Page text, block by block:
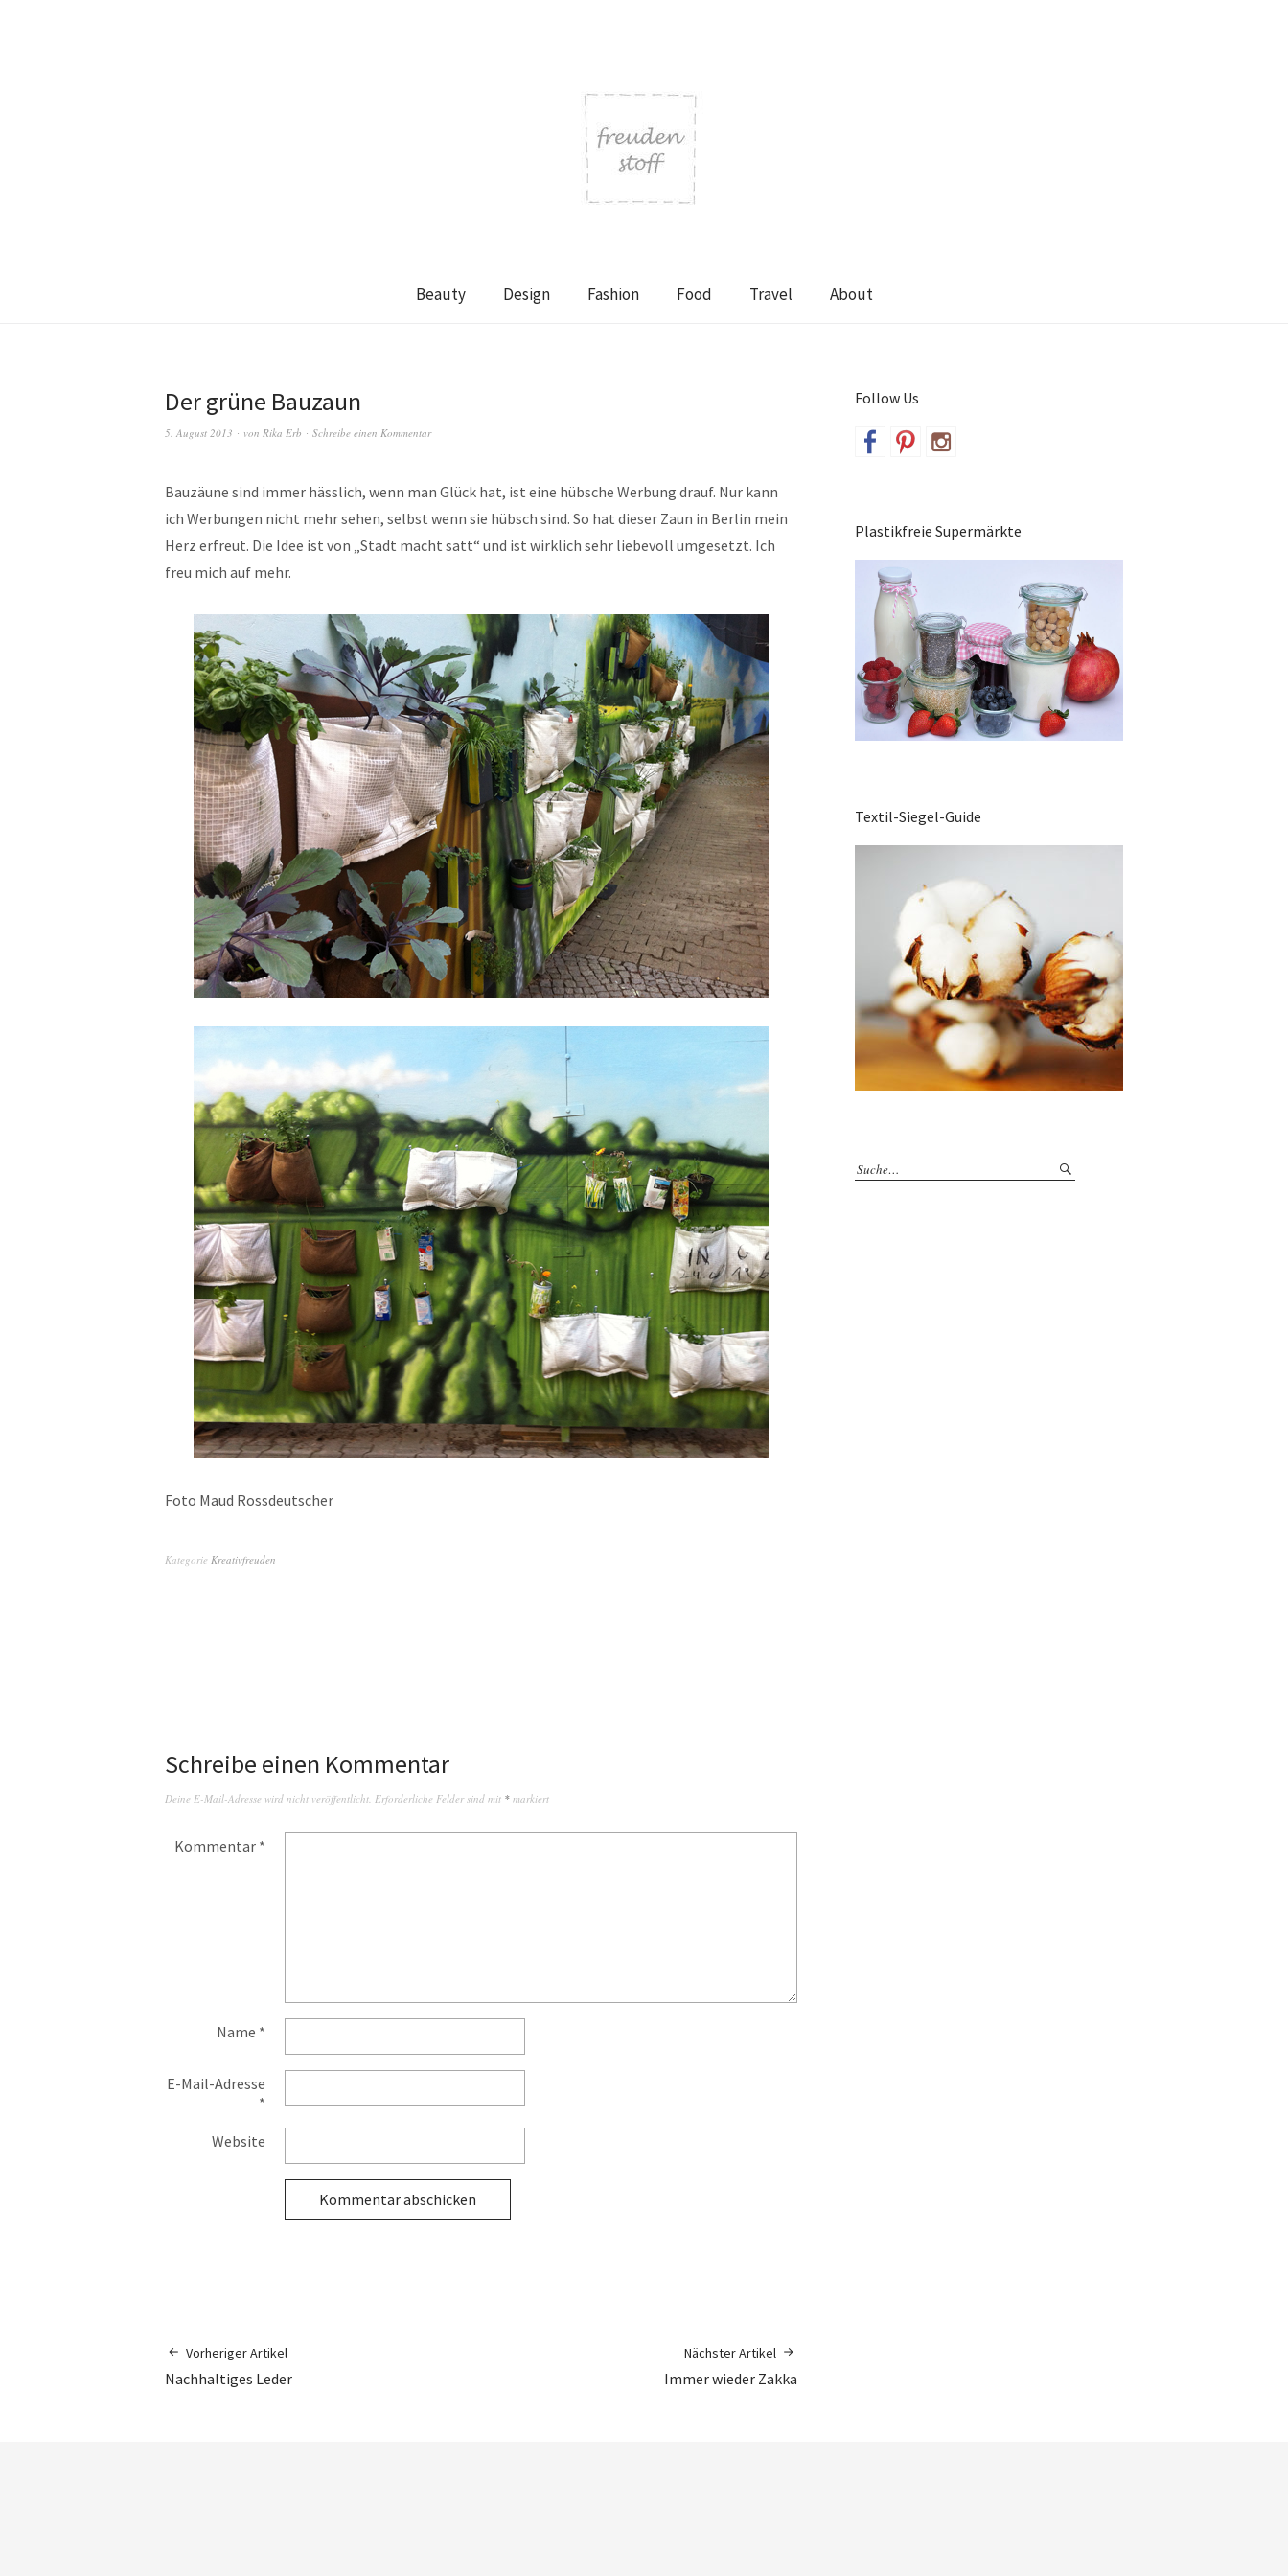
Beauty Design Fashion Food Travel About
Der grüne Bauzaun
5. August 2013 von Rika Erb Schreibe einen Kommentar
Bauzäune sind immer hässlich, wenn man Glück hat, ist eine hübsche Werbung drauf. Nur kann
ich Werbungen nicht mehr sehen, selbst wenn sie hübsch sind. So hat dieser Zaun in Berlin mein
Herz erfreut. Die Idee ist von „Stadt macht satt“ und ist wirklich sehr liebevoll umgesetzt. Ich
freu mich auf mehr.
Foto Maud Rossdeutscher
Kategorie Kreativfreuden
Schreibe einen Kommentar
Deine E-Mail-Adresse wird nicht veröffentlicht. Erforderliche Felder sind mit * markiert
Kommentar *
Name *
E-Mail-Adresse
*
Website
Vorheriger Artikel
Nachhaltiges Leder
Nächster Artikel
Immer wieder Zakka
Follow Us
Plastikfreie Supermärkte
Textil-Siegel-Guide